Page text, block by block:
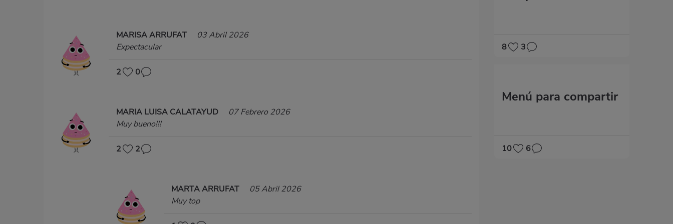
8 3
M​​enú para compartir
10 6
MARISA ARRUFAT
03 Abril 2026
Expectacular
2 0
MARIA LUISA CALATAYUD
07 Febrero 2026
Muy bueno!!!
2 2
MARTA ARRUFAT
05 Abril 2026
Muy top